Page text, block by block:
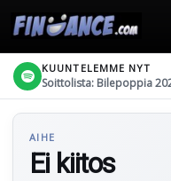
KUUNTELEMME NYT
Soittolista: Bilepoppia
AIHE
Ei kiitos